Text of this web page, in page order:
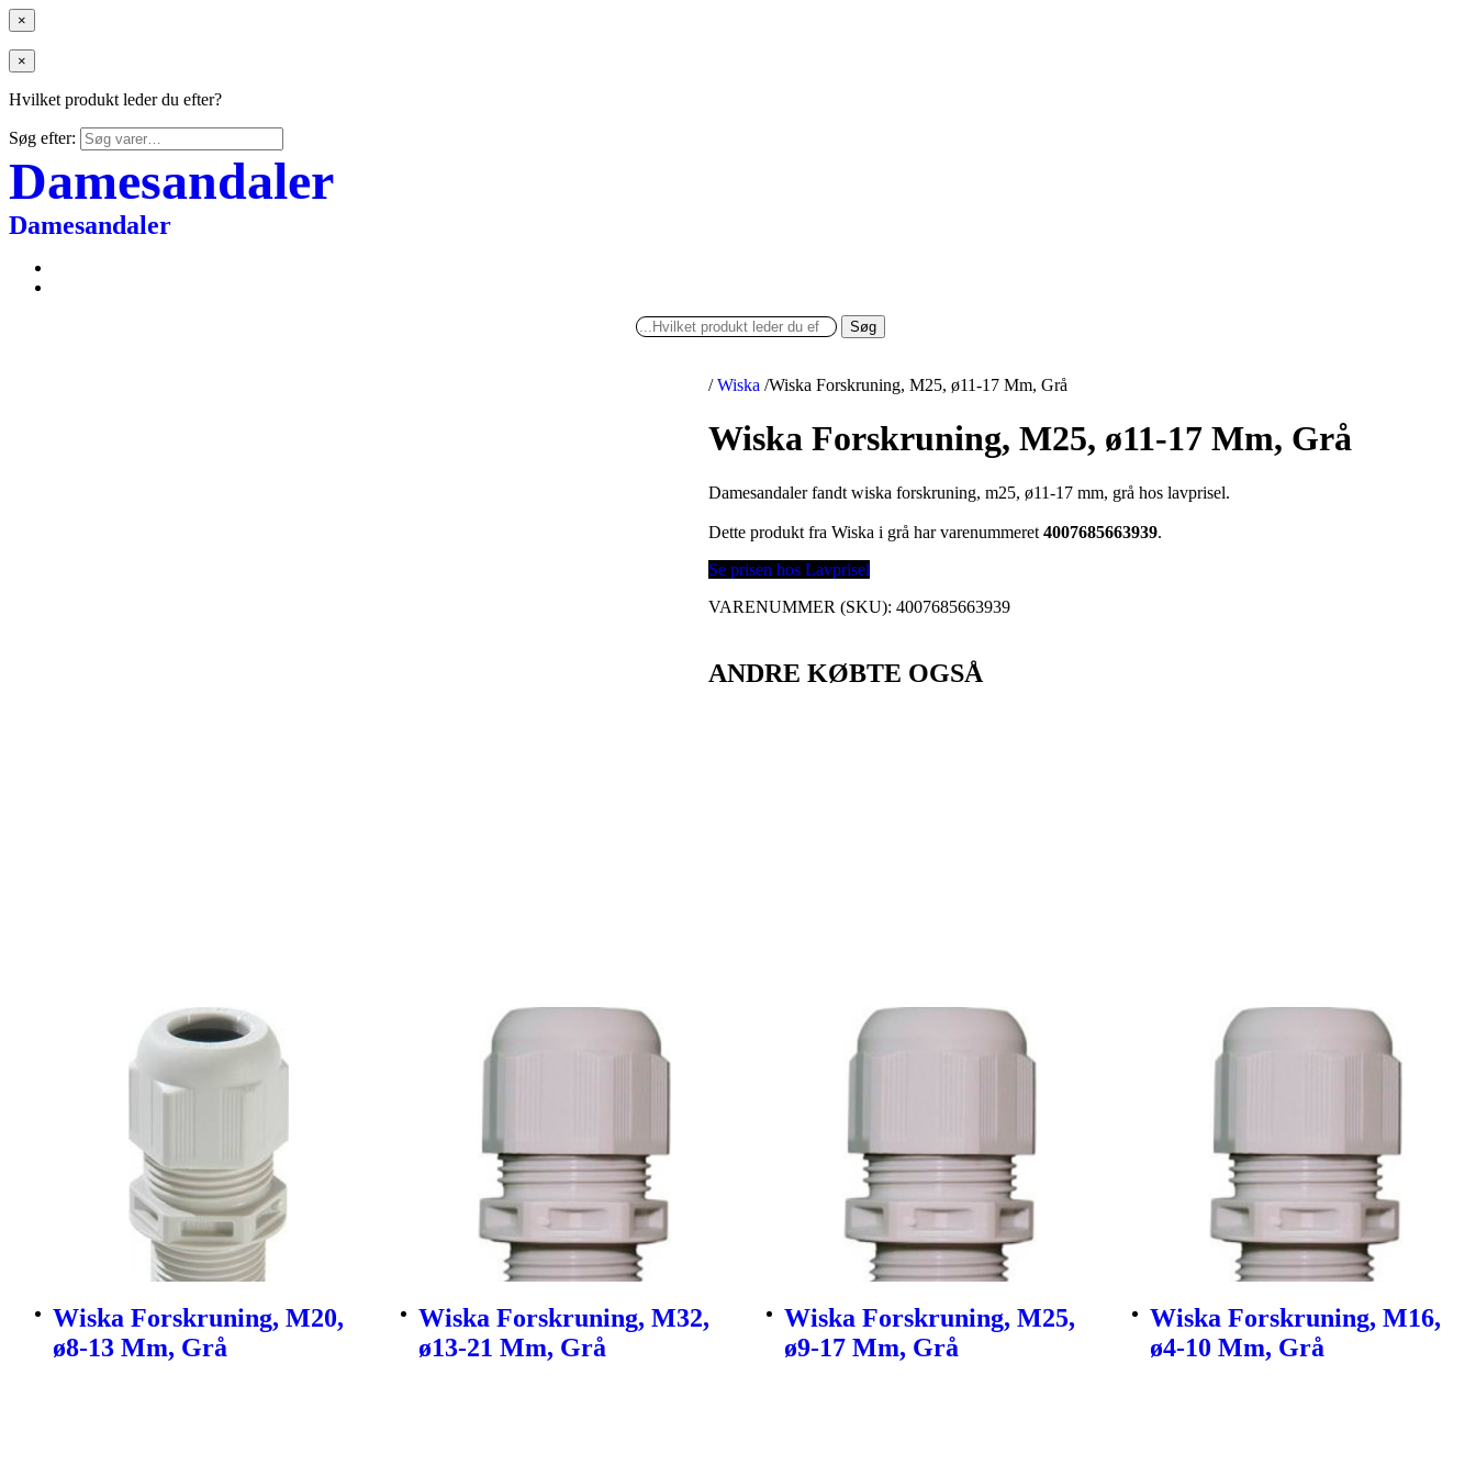
×
×
Hvilket produkt leder du efter?
Søg efter:
Damesandaler
Damesandaler
Søg
/ Wiska /Wiska Forskruning, M25, ø11-17 Mm, Grå
Wiska Forskruning, M25, ø11-17 Mm, Grå
Damesandaler fandt wiska forskruning, m25, ø11-17 mm, grå hos lavprisel.
Dette produkt fra Wiska i grå har varenummeret4007685663939.
Se prisen hos Lavprisel
VARENUMMER (SKU):4007685663939
ANDRE KØBTE OGSÅ
Wiska Forskruning, M20,
ø8-13 Mm, Grå
Wiska Forskruning, M32,
ø13-21 Mm, Grå
Wiska Forskruning, M25,
ø9-17 Mm, Grå
Wiska Forskruning, M16,
ø4-10 Mm, Grå